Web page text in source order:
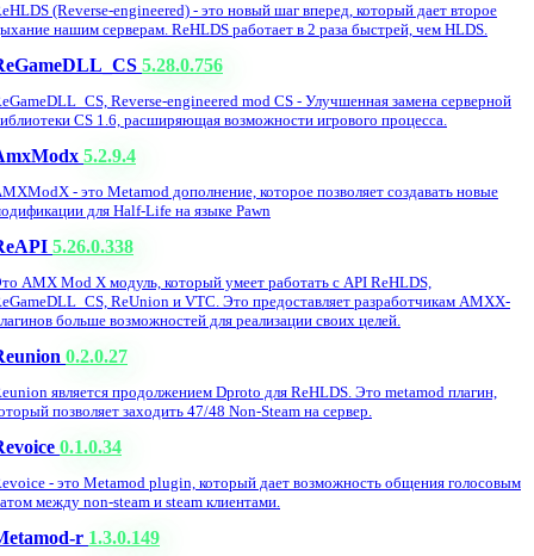
(Reverse-engineered) - это новый шаг вперед, который дает второе
нашим серверам. ReHLDS работает в 2 раза быстрей, чем HLDS.
5.28.0.756
Reverse-engineered mod CS - Улучшенная замена серверной
CS 1.6, расширяющая возможности игрового процесса.
5.2.9.4
- это Metamod дополнение, которое позволяет создавать новые
для Half-Life на языке Pawn
5.26.0.338
AMX Mod X модуль, который умеет работать с API ReHLDS,
ReUnion и VTC. Это предоставляет разработчикам AMXX-
больше возможностей для реализации своих целей.
0.2.0.27
является продолжением Dproto для ReHLDS. Это metamod плагин,
позволяет заходить 47/48 Non-Steam на сервер.
0.1.0.34
- это Metamod plugin, который дает возможность общения голосовым
между non-steam и steam клиентами.
r 1.3.0.149